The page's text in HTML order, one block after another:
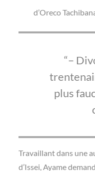
d’Oreco
–
plus
Travaillant dans une
d’Issei, Ayame